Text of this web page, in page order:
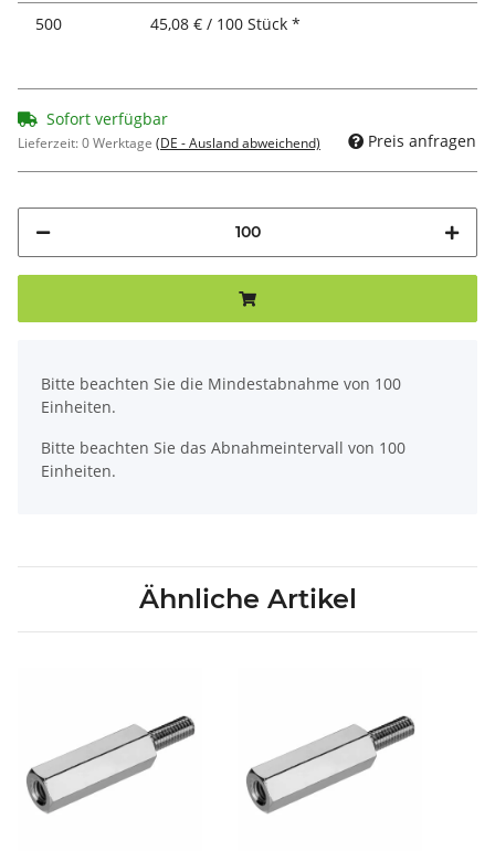
500 45,08 € / 100 Stück *
Sofort verfügbar
Lieferzeit:0 Werktage (DE - Ausland abweichend) Preis anfragen
Bitte beachten Sie die Mindestabnahme von 100
Einheiten.
Bitte beachten Sie das Abnahmeintervall von 100
Einheiten.
Ähnliche Artikel